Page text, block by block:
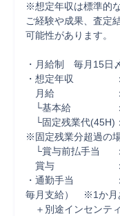
※想定年収は標準的
ご経験や成果、査定
可能性があります。
・月給制　毎月15日
・想定年収 　　　
月給 　　　　　　
└基本給 　　　　
└固定残業代(45H)
※固定残業分超過の
└賞与前払手当 　
賞与 　　　　　　
・通勤手当　　　　
毎月支給）　※1か月
＋別途インセンテ